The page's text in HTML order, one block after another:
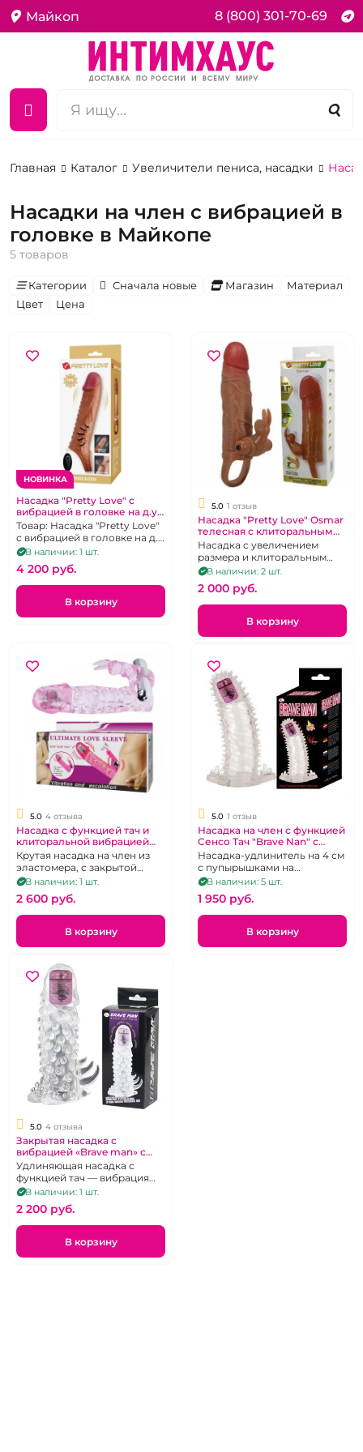
Майкоп 8 (800) 301-70-69
Главная Каталог Увеличители пениса, насадки
Насадки на член с вибрацией в
головке в Майкопе
5 товаров
Категории Сначала новые Магазин
Материал
Цвет
Цена
НОВИНКА
Насадка "Pretty Love" с
вибрацией в головке на д.у
пульте
Товар: Насадка "Pretty Love"
с вибрацией в головке на д.у
пульте
В наличии: 1 шт.
4 200 pуб.
В корзину
5.0 1 отзыв
Насадка "Pretty Love" Osmar
телесная с клиторальным
стимулятором
Насадка с увеличением
размера и клиторальным
стимулятором с вибрацией.
В наличии: 2 шт.
2 000 pуб.
В корзину
5.0 4 отзыва
Насадка с функцией тач и
клиторальной вибрацией
«Ultimate» Сенсо Тач
Крутая насадка на член из
эластомера, с закрытой
головкой, два вибратора
В наличии: 1 шт.
2 600 pуб.
В корзину
5.0 1 отзыв
Насадка на член с функцией
Сенсо Тач "Brave Nan" с
вибрацией в головке
Насадка-удлинитель на 4 см
с пупырышками на
поверхности
В наличии: 5 шт.
1 950 pуб.
В корзину
5.0 4 отзыва
Закрытая насадка с
вибрацией «Brave man» с
функцией Сенсо Тач
Удлиняющая насадка с
функцией тач — вибрация
при нажиме
В наличии: 1 шт.
2 200 pуб.
В корзину